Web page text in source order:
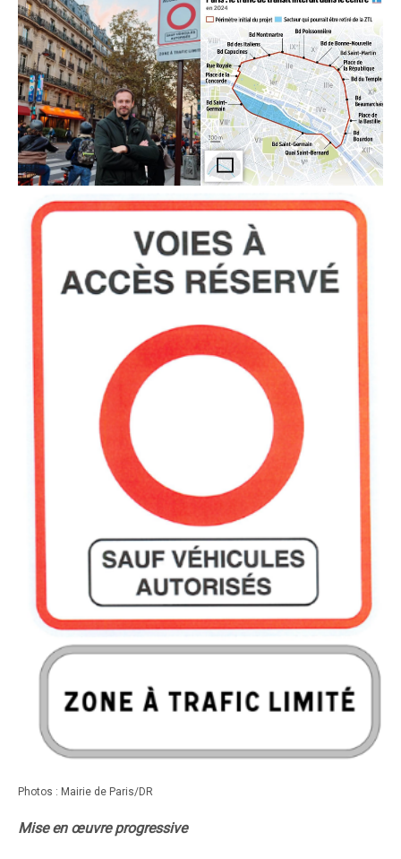
Photos : Mairie de Paris/DR
Mise en œuvre progressive